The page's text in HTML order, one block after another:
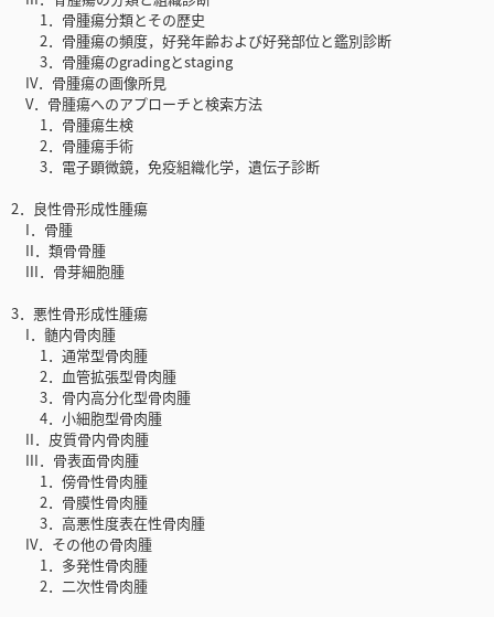
1．骨腫瘍分類とその歴史
2．骨腫瘍の頻度，好発年齢および好発部位と鑑別診断
3．骨腫瘍のgradingとstaging
IV．骨腫瘍の画像所見
V．骨腫瘍へのアプローチと検索方法
1．骨腫瘍生検
2．骨腫瘍手術
3．電子顕微鏡，免疫組織化学，遺伝子診断
2．良性骨形成性腫瘍
I．骨腫
II．類骨骨腫
III．骨芽細胞腫
3．悪性骨形成性腫瘍
I．髄内骨肉腫
1．通常型骨肉腫
2．血管拡張型骨肉腫
3．骨内高分化型骨肉腫
4．小細胞型骨肉腫
II．皮質骨内骨肉腫
III．骨表面骨肉腫
1．傍骨性骨肉腫
2．骨膜性骨肉腫
3．高悪性度表在性骨肉腫
IV．その他の骨肉腫
1．多発性骨肉腫
2．二次性骨肉腫